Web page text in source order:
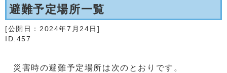
避難予定場所一覧
[公開日： 2024年7月24日 ]
ID:457
災害時の避難予定場所は次のとおりです。